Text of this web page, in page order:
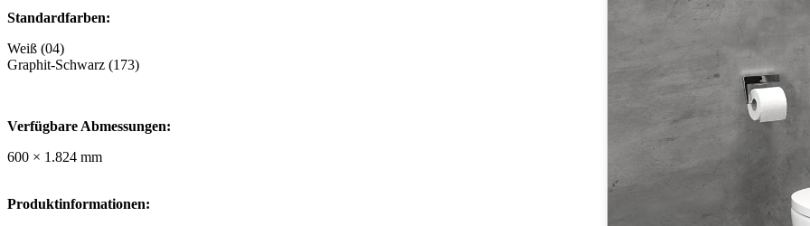
Standardfarben:
Weiß (04)
Graphit-Schwarz (173)
Verfügbare Abmessungen:
600 × 1.824 mm
Produktinformationen: